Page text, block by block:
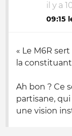
il y a
09:15
« Le M6R
la
Ah bon ? Ce
partisane,
une vision